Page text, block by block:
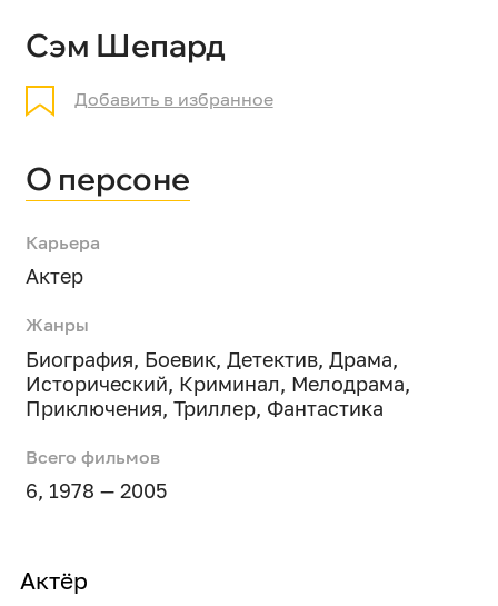
Сэм Шепард
Добавить в избранное
О персоне
Карьера
Актер
Жанры
Биография, Боевик, Детектив, Драма,
Исторический, Криминал, Мелодрама,
Приключения, Триллер, Фантастика
Всего фильмов
6, 1978 — 2005
Актёр